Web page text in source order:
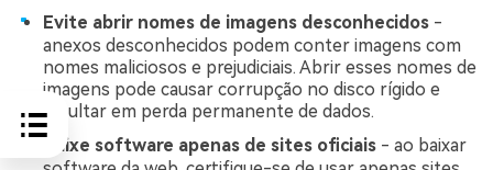
Evite abrir nomes de imagens desconhecidos -
anexos desconhecidos podem conter imagens com
nomes maliciosos e prejudiciais. Abrir esses nomes de
imagens pode causar corrupção no disco rígido e
resultar em perda permanente de dados.
Baixe software apenas de sites oficiais - ao baixar